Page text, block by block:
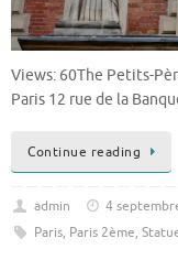
Views: 60The Petits-
Paris 12 rue de la
Continue reading
admin 4
Paris, Paris 2ème,